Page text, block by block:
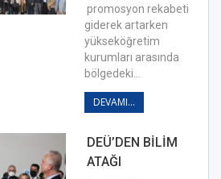
promosyon rekabeti
giderek artarken
yükseköğretim
kurumları arasında
bölgedeki…
DEVAMI...
DEÜ’DEN BİLİM
ATAĞI